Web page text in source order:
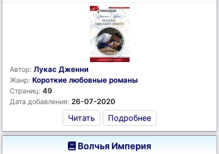
Автор: Лукас Дженни
Жанр: Короткие любовные романы
Страниц: 49
Дата добавления: 26-07-2020
Читать Подробнее
Волчья Империя